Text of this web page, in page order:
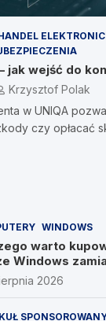
jak wejść do
Krzysztof Polak
w UNIQA
czy opłacać
WINDOWS
warto
Windows
2026